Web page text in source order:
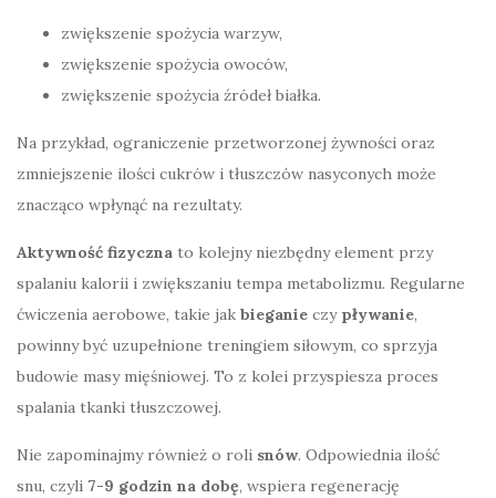
zwiększenie spożycia warzyw,
zwiększenie spożycia owoców,
zwiększenie spożycia źródeł białka.
Na przykład, ograniczenie przetworzonej żywności oraz
zmniejszenie ilości cukrów i tłuszczów nasyconych może
znacząco wpłynąć na rezultaty.
Aktywność fizyczna to kolejny niezbędny element przy
spalaniu kalorii i zwiększaniu tempa metabolizmu. Regularne
ćwiczenia aerobowe, takie jak bieganie czy pływanie,
powinny być uzupełnione treningiem siłowym, co sprzyja
budowie masy mięśniowej. To z kolei przyspiesza proces
spalania tkanki tłuszczowej.
Nie zapominajmy również o roli snów. Odpowiednia ilość
snu, czyli 7-9 godzin na dobę, wspiera regenerację